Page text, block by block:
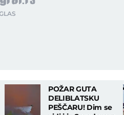
POŽAR GUTA
DELIBLATSKU
PEŠČARU! Dim se